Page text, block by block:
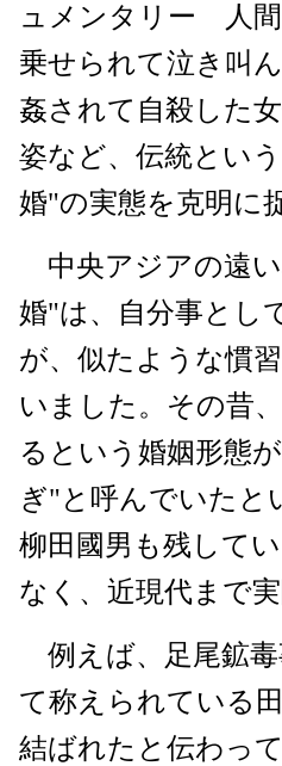
ュメンタリー 人間
乗せられて泣き叫
姦されて自殺した
姿など、伝統とい
婚"の実態を克明に
中央アジアの遠
婚"は、自分事とし
が、似たような慣
いました。その昔
るという婚姻形態
ぎ"と呼んでいたと
柳田國男も残して
なく、近現代まで
例えば、足尾鉱毒
て称えられている
結ばれたと伝わっ